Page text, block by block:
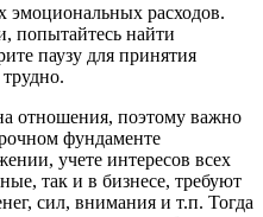
эмоциональных расходов.
попытайтесь найти
паузу для принятия
отношения, поэтому важно
фундаменте
учете интересов всех
так и в бизнесе, требуют
сил, внимания и т.п. Тогда